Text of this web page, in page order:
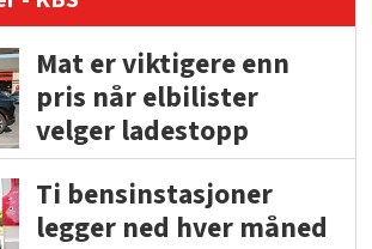
Mat er viktigere enn
pris når elbilister
velger ladestopp
Ti bensinstasjoner
legger ned hver måned